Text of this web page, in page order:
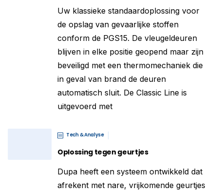
Uw klassieke standaardoplossing voor
de opslag van gevaarlijke stoffen
conform de PGS15. De vleugeldeuren
blijven in elke positie geopend maar zijn
beveiligd met een thermomechaniek die
in geval van brand de deuren
automatisch sluit. De Classic Line is
uitgevoerd met
Tech & Analyse
Oplossing tegen geurtjes
Dupa heeft een systeem ontwikkeld dat
afrekent met nare, vrijkomende geurtjes